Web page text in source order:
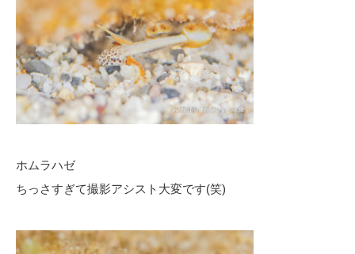
ホムラハゼ
ちっさすぎて撮影アシスト大変です(笑)